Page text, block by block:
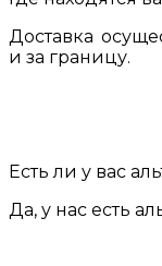
Доставка
и за границу.
Есть ли у вас
Да, у нас есть